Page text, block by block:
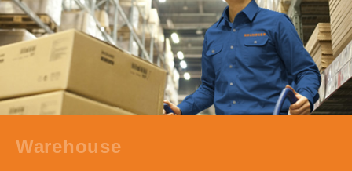
Warehouse